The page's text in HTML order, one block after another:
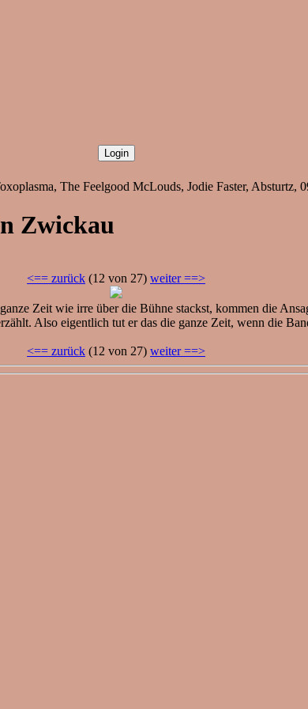
The Feelgood McLouds, Jodie Faster,
Zwickau
<== zurück (12 von 27) weiter ==>
Zeit wie irre über die Bühne stackst, kommen die
Also eigentlich tut er das die ganze Zeit, wenn die
<== zurück (12 von 27) weiter ==>